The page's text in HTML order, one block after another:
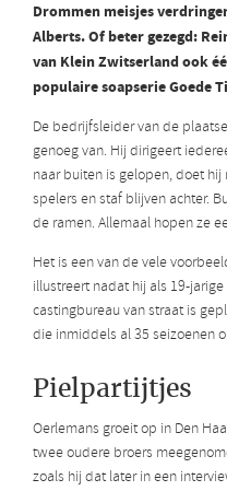
Drommen meisjes
Alberts. Of beter gezegd:
van Klein Zwitserland ook
populaire soapserie Goede
De bedrijfsleider van de
genoeg van. Hij dirigeert
naar buiten is gelopen, doet
spelers en staf blijven achter.
de ramen. Allemaal hopen ze
Het is een van de vele
illustreert nadat hij als 19-
castingbureau van straat is
die inmiddels al 35 seizoenen
Pielpartijtjes
Oerlemans groeit op in Den
twee oudere broers
zoals hij dat later in een